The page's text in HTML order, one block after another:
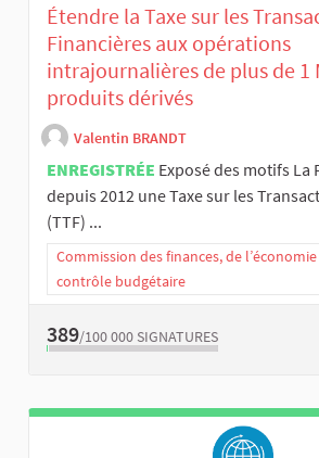
Étendre la Taxe sur les
Financières aux opérations
intrajournalières de plus de 1
produits dérivés
Valentin BRANDT
ENREGISTRÉE Exposé des motifs La
depuis 2012 une Taxe sur les
(TTF) ...
Commission des finances, de
contrôle budgétaire
389/100 000 SIGNATURES